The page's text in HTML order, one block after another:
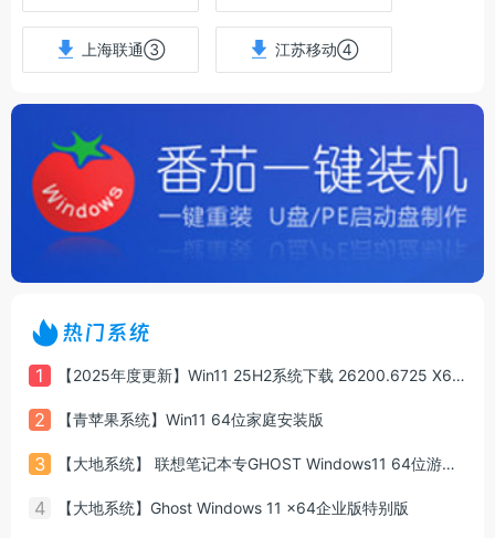
上海联通③ 江苏移动④
热门系统
1 【2025年度更新】Win11 25H2系统下载 26200.6725 X64 专业版
2 【青苹果系统】Win11 64位家庭安装版
3 【大地系统】 联想笔记本专GHOST Windows11 64位游戏增强版系统镜像
4 【大地系统】Ghost Windows 11 x64企业版特别版